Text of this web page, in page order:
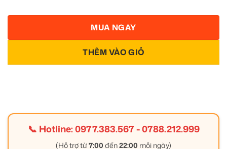
THÊM VÀO GIỎ
MUA NGAY
📞 Hotline:0977.383.567-0788.212.999
(Hỗ trợ từ7:00 đến22:00 mỗi ngày)